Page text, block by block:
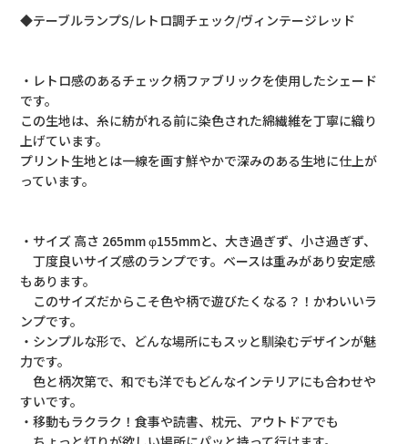
◆テーブルランプS/レトロ調チェック/ヴィンテージレッド
・レトロ感のあるチェック柄ファブリックを使用したシェード
です。
この生地は、糸に紡がれる前に染色された綿繊維を丁寧に織り
上げています。
プリント生地とは一線を画す鮮やかで深みのある生地に仕上が
っています。
・サイズ 高さ 265mm φ155mmと、大き過ぎず、小さ過ぎず、
丁度良いサイズ感のランプです。ベースは重みがあり安定感
もあります。
このサイズだからこそ色や柄で遊びたくなる？！かわいいラ
ンプです。
・シンプルな形で、どんな場所にもスッと馴染むデザインが魅
力です。
色と柄次第で、和でも洋でもどんなインテリアにも合わせや
すいです。
・移動もラクラク！食事や読書、枕元、アウトドアでも